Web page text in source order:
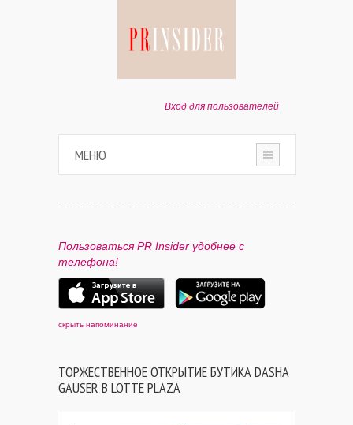
Вход для пользователей
МЕНЮ
ПАРТНЕРАМ
КОНТАКТЫ
Пользоваться PR Insider удобнее с
телефона!
скрыть напоминание
ТОРЖЕСТВЕННОЕ ОТКРЫТИЕ БУТИКА DASHA
GAUSER В LOTTE PLAZA